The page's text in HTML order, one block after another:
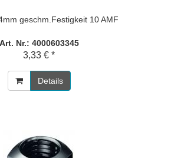
geschm.Festigkeit 10 AMF
Art. Nr.: 4000603345
3,33 € *
Details